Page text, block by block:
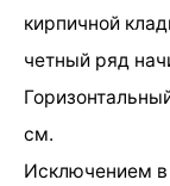
кирпичной
четный ряд
см.
Исключением